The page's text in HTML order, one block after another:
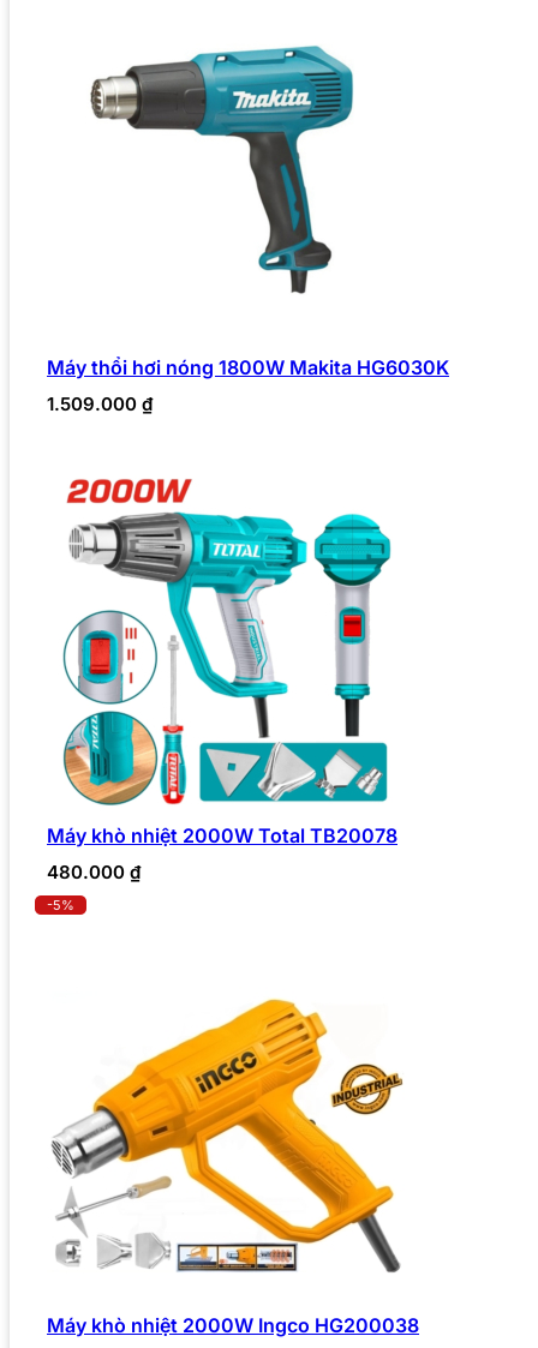
Máy thổi hơi nóng 1800W Makita HG6030K
1.509.000 ₫
Máy khò nhiệt 2000W Total TB20078
480.000 ₫
-5%
Máy khò nhiệt 2000W Ingco HG200038